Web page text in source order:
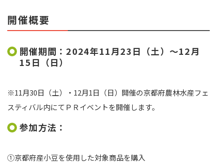
開催概要
開催期間：2024年11月23日（土）～12月
15日（日）
※11月30日（土）・12月1日（日）開催の京都府農林水産フェ
スティバル内にてＰＲイベントを開催します。
参加方法：
①京都府産小豆を使用した対象商品を購入